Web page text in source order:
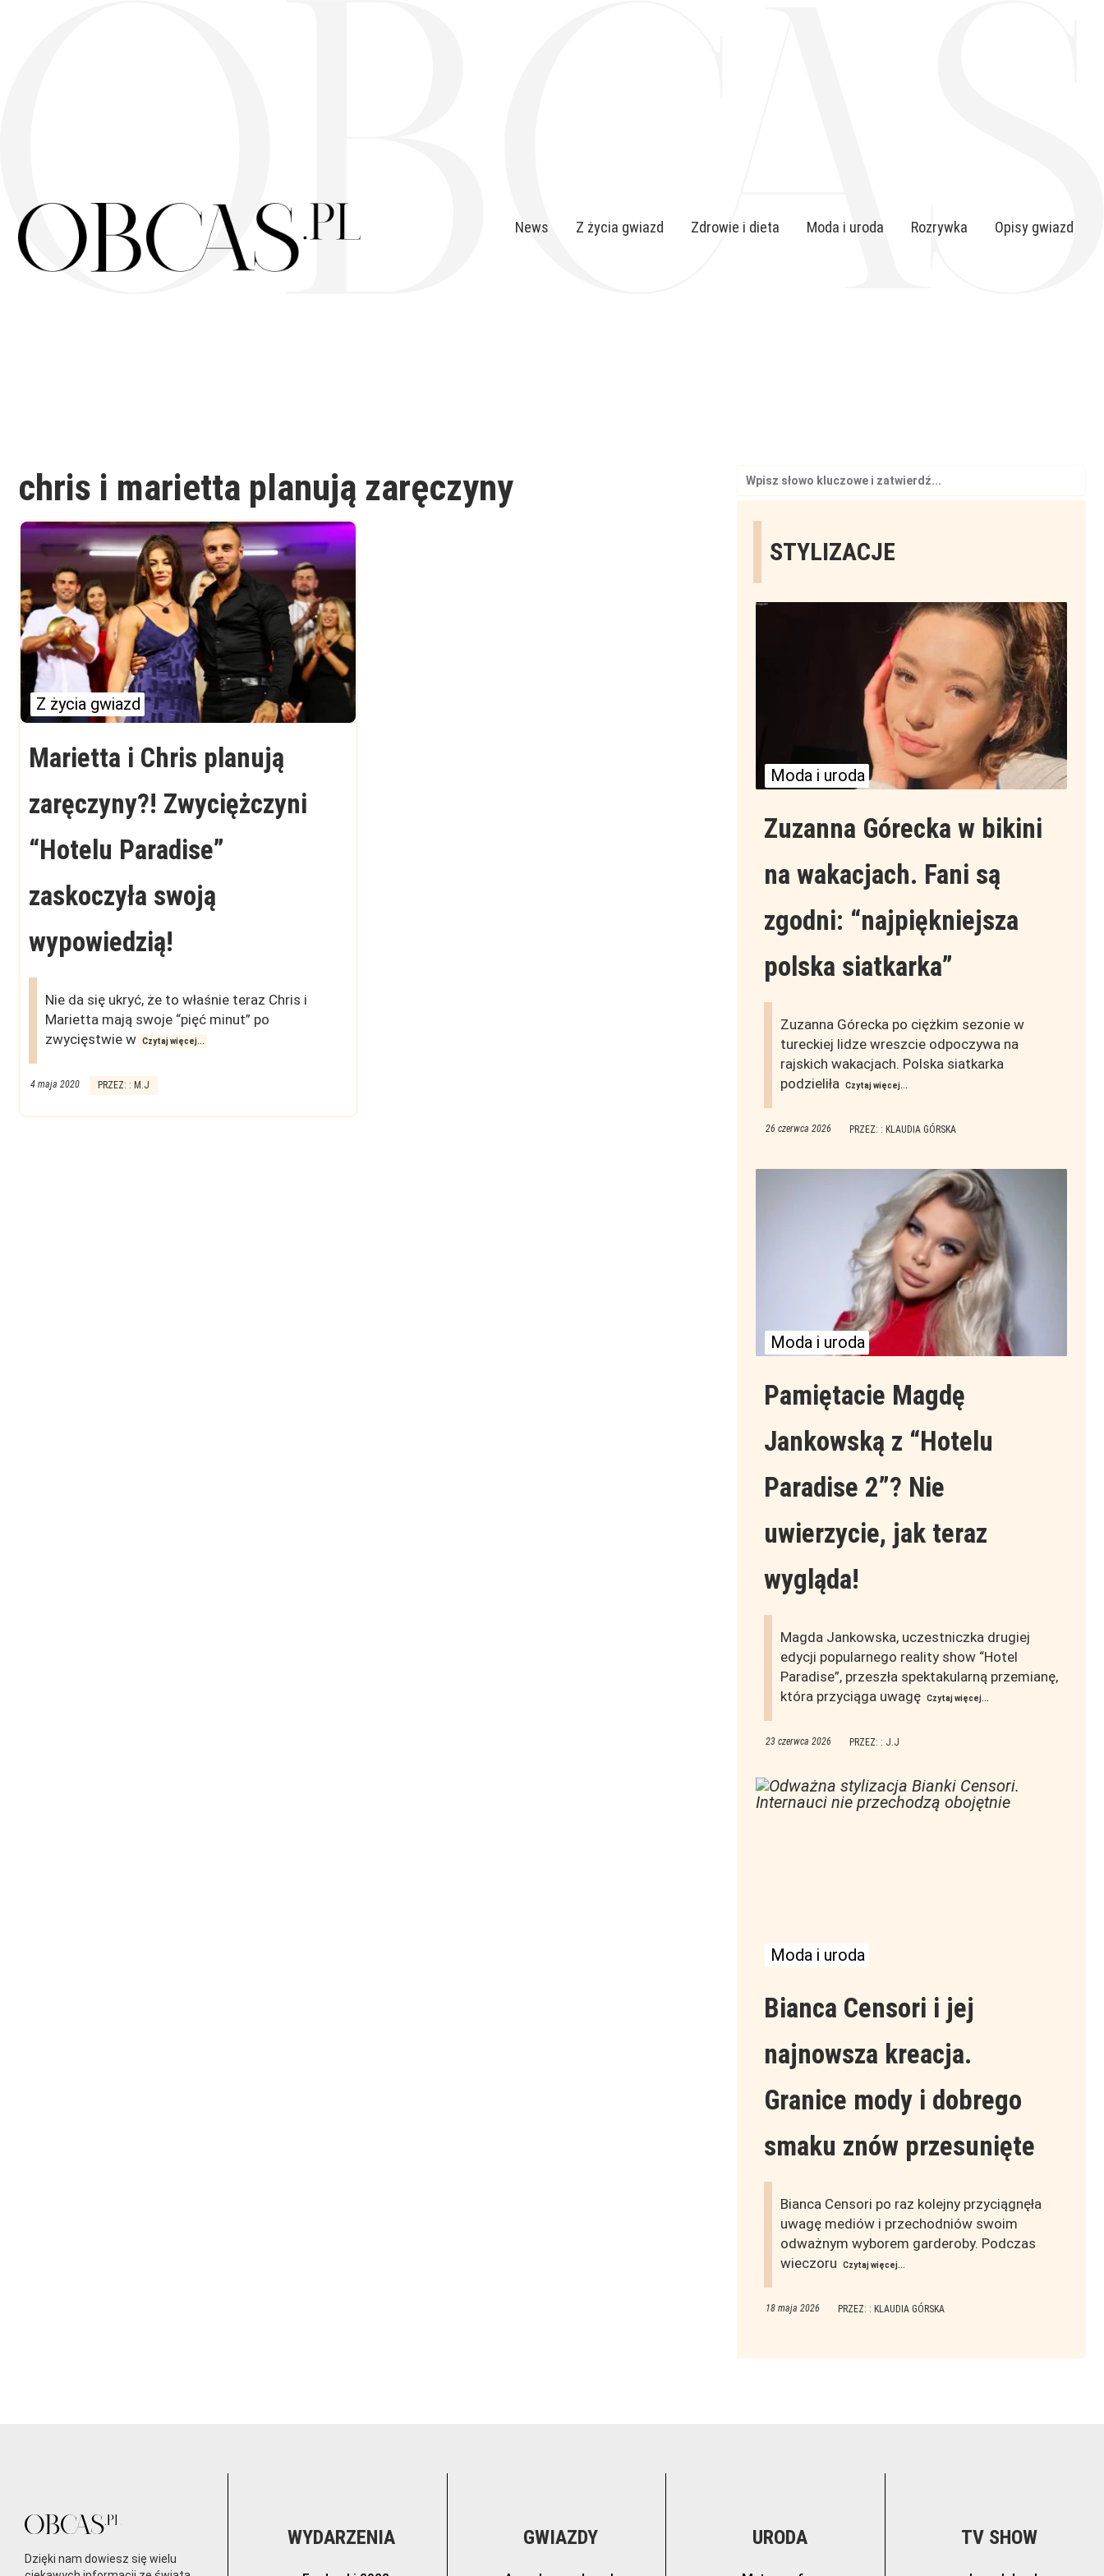
News Z życia gwiazd Zdrowie i dieta Moda i uroda Rozrywka Opisy gwiazd
chris i marietta planują zaręczyny
Z życia gwiazd
Marietta i Chris planują
zaręczyny?! Zwyciężczyni
“Hotelu Paradise”
zaskoczyła swoją
wypowiedzią!
Nie da się ukryć, że to właśnie teraz Chris i
Marietta mają swoje “pięć minut” po
zwycięstwie w
Czytaj więcej...
4 maja 2020 PRZEZ: : M.J
for:
STYLIZACJE
Moda i uroda
Zuzanna Górecka w bikini
na wakacjach. Fani są
zgodni: “najpiękniejsza
polska siatkarka”
Zuzanna Górecka po ciężkim sezonie w
tureckiej lidze wreszcie odpoczywa na
rajskich wakacjach. Polska siatkarka
podzieliła
Czytaj więcej...
26 czerwca 2026 PRZEZ: : KLAUDIA GÓRSKA
Moda i uroda
Pamiętacie Magdę
Jankowską z “Hotelu
Paradise 2”? Nie
uwierzycie, jak teraz
wygląda!
Magda Jankowska, uczestniczka drugiej
edycji popularnego reality show “Hotel
Paradise”, przeszła spektakularną przemianę,
która przyciąga uwagę
Czytaj więcej...
23 czerwca 2026 PRZEZ: : J.J
Moda i uroda
Bianca Censori i jej
najnowsza kreacja.
Granice mody i dobrego
smaku znów przesunięte
Bianca Censori po raz kolejny przyciągnęła
uwagę mediów i przechodniów swoim
odważnym wyborem garderoby. Podczas
wieczoru
Czytaj więcej...
18 maja 2026 PRZEZ: : KLAUDIA GÓRSKA
Dzięki nam dowiesz się wielu
WYDARZENIA GWIAZDY URODA TV SHOW